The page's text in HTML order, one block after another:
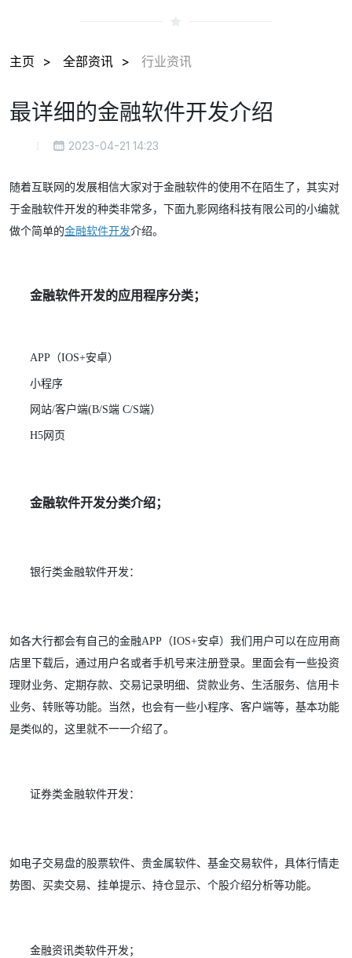
主页 全部资讯 行业资讯
最详细的金融软件开发介绍
2023-04-21 14:23
随着互联网的发展相信大家对于金融软件的使用不在陌生了，其实对
于金融软件开发的种类非常多，下面九影网络科技有限公司的小编就
做个简单的金融软件开发介绍。
金融软件开发的应用程序分类；
APP（IOS+安卓）
小程序
网站/客户端(B/S端 C/S端）
H5网页
金融软件开发分类介绍；
银行类金融软件开发：
如各大行都会有自己的金融APP（IOS+安卓）我们用户可以在应用商
店里下载后，通过用户名或者手机号来注册登录。里面会有一些投资
理财业务、定期存款、交易记录明细、贷款业务、生活服务、信用卡
业务、转账等功能。当然，也会有一些小程序、客户端等，基本功能
是类似的，这里就不一一介绍了。
证券类金融软件开发：
如电子交易盘的股票软件、贵金属软件、基金交易软件，具体行情走
势图、买卖交易、挂单提示、持仓显示、个股介绍分析等功能。
金融资讯类软件开发；